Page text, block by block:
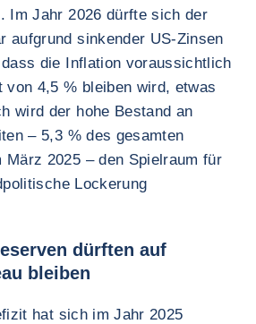
Im Jahr 2026 dürfte sich der
aufgrund sinkender US-Zinsen
die Inflation voraussichtlich
von 4,5 % bleiben wird, etwas
wird der hohe Bestand an
– 5,3 % des gesamten
März 2025 – den Spielraum für
Lockerung
dürften auf
bleiben
hat sich im Jahr 2025